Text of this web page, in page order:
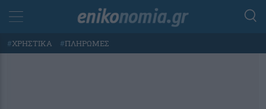
#ΧΡΗΣΤΙΚΑ #ΠΛΗΡΩΜΕΣ